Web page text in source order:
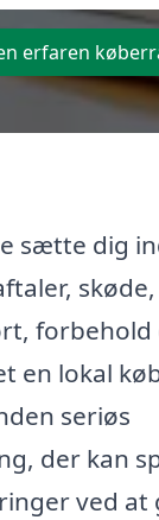
erfaren
sætte dig
skøde,
forbehold
en lokal
seriøs
der kan
ved at